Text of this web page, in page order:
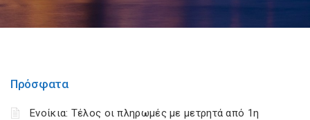
Πρόσφατα
Ενοίκια: Τέλος οι πληρωμές με μετρητά από 1η